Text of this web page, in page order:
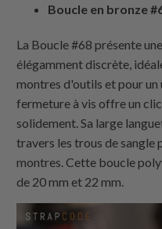
Boucle en bronze
La Boucle #68 présente
élégamment discrète,
montres d'outils et pour
fermeture à vis offre un
solidement. Sa large
travers les trous de sangle
montres. Cette boucle
de 20 mm et 22 mm.